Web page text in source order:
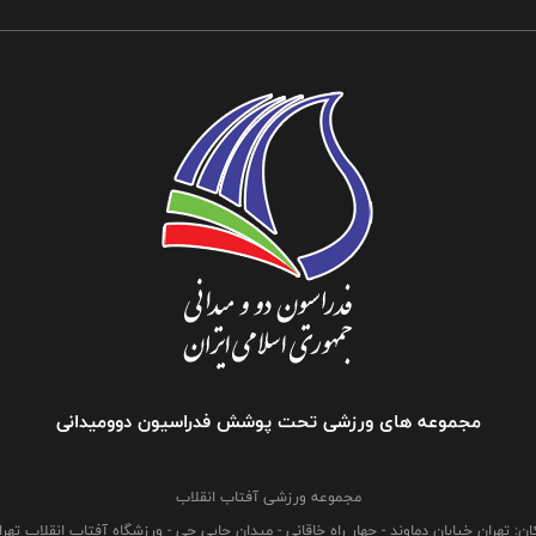
مجموعه های ورزشی تحت پوشش فدراسیون دوومیدانی
مجموعه ورزشی آفتاب انقلاب
تهران خیابان دماوند - چهار راه خاقانی - میدان چایی چی - ورزشگاه آفتاب انقلاب